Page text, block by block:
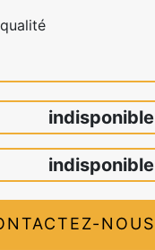
indisponible
indisponible
NOUS